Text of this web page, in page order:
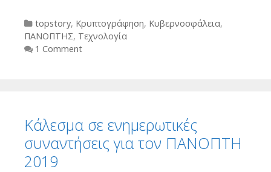
Categories
topstory, Κρυπτογράφηση, Κυβερνοσφάλεια,
ΠΑΝΟΠΤΗΣ, Τεχνολογία
1 Comment
Κάλεσμα σε ενημερωτικές
συναντήσεις για τον ΠΑΝΟΠΤΗ
2019